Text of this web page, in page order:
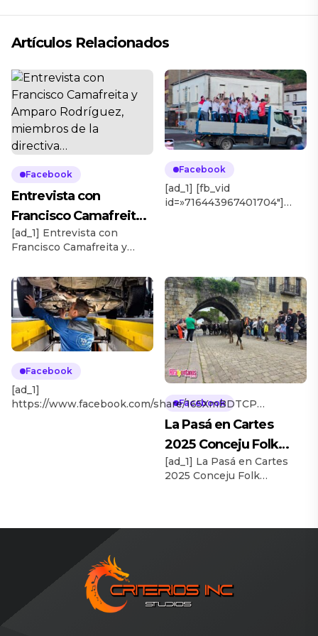
Artículos Relacionados
Facebook
Entrevista con
Francisco Camafreita y
Amparo Rodríguez,
miembros de la
directiva…
[ad_1] Entrevista con
Francisco Camafreita y
miembros de la directiva de
la Coral Voces Cántabras.
Coral Voces Cantabras
[ad_2] Source
Facebook
[ad_1] [fb_vid
id=»716443967401704″]
Facebook
[ad_1]
https://www.facebook.com/share/165XmBDTCP/?
mibextid=wwXIfr [ad_2] Source
Facebook
La Pasá en Cartes
2025 Conceju Folk
#vacastudancas
#tradiciondecantabria
[ad_1] La Pasá en Cartes
2025 Conceju Folk
Source